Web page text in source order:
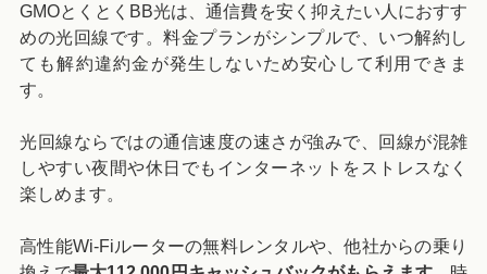
GMOとくとくBB光は、通信費を安く抑えたい人におすす
めの光回線です。料金プランがシンプルで、いつ解約し
ても解約違約金が発生しないため安心して利用できま
す。
光回線ならではの通信速度の速さが強みで、回線が混雑
しやすい夜間や休日でもインターネットをストレスなく
楽しめます。
高性能Wi-Fiルーターの無料レンタルや、他社からの乗り